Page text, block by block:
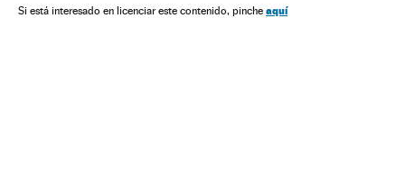
Ensino geral Feminismo Ásia meridional Educação
Si está interesado en licenciar este contenido, pinche aquí